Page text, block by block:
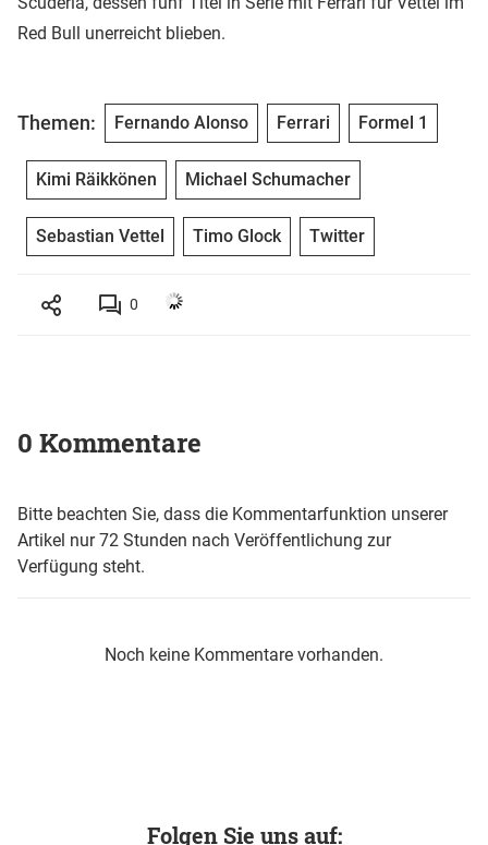
Red Bull unerreicht blieben.
Themen: Fernando Alonso Ferrari Formel 1
Kimi Räikkönen Michael Schumacher
Sebastian Vettel Timo Glock Twitter
0
0 Kommentare
Bitte beachten Sie, dass die Kommentarfunktion unserer
Artikel nur 72 Stunden nach Veröffentlichung zur
Verfügung steht.
Noch keine Kommentare vorhanden.
Folgen Sie uns auf: